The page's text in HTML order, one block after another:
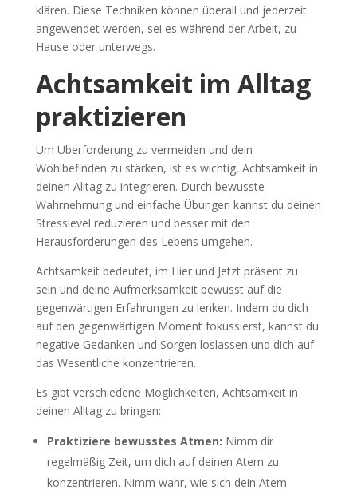
klären. Diese Techniken können überall und jederzeit
angewendet werden, sei es während der Arbeit, zu
Hause oder unterwegs.
Achtsamkeit im Alltag
praktizieren
Um Überforderung zu vermeiden und dein
Wohlbefinden zu stärken, ist es wichtig, Achtsamkeit in
deinen Alltag zu integrieren. Durch bewusste
Wahrnehmung und einfache Übungen kannst du deinen
Stresslevel reduzieren und besser mit den
Herausforderungen des Lebens umgehen.
Achtsamkeit bedeutet, im Hier und Jetzt präsent zu
sein und deine Aufmerksamkeit bewusst auf die
gegenwärtigen Erfahrungen zu lenken. Indem du dich
auf den gegenwärtigen Moment fokussierst, kannst du
negative Gedanken und Sorgen loslassen und dich auf
das Wesentliche konzentrieren.
Es gibt verschiedene Möglichkeiten, Achtsamkeit in
deinen Alltag zu bringen:
Praktiziere bewusstes Atmen: Nimm dir
regelmäßig Zeit, um dich auf deinen Atem zu
konzentrieren. Nimm wahr, wie sich dein Atem